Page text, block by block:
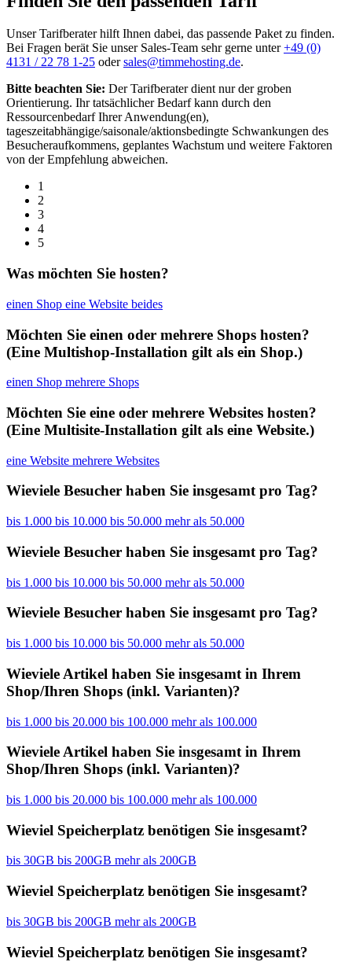
Unser Tarifberater hilft Ihnen dabei, das passende Paket zu finden.
Bei Fragen berät Sie unser Sales-Team sehr gerne unter+49 (0)
4131 / 22 78 1-25 odersales@timmehosting.de.
Bitte beachten Sie: Der Tarifberater dient nur der groben
Orientierung. Ihr tatsächlicher Bedarf kann durch den
Ressourcenbedarf Ihrer Anwendung(en),
tageszeitabhängige/saisonale/aktionsbedingte Schwankungen des
Besucheraufkommens, geplantes Wachstum und weitere Faktoren
von der Empfehlung abweichen.
1
2
3
4
5
Was möchten Sie hosten?
einen Shop eine Website beides
Möchten Sie einen oder mehrere Shops hosten?
(Eine Multishop-Installation gilt als ein Shop.)
einen Shop mehrere Shops
Möchten Sie eine oder mehrere Websites hosten?
(Eine Multisite-Installation gilt als eine Website.)
eine Website mehrere Websites
Wieviele Besucher haben Sie insgesamt pro Tag?
bis 1.000 bis 10.000 bis 50.000 mehr als 50.000
Wieviele Besucher haben Sie insgesamt pro Tag?
bis 1.000 bis 10.000 bis 50.000 mehr als 50.000
Wieviele Besucher haben Sie insgesamt pro Tag?
bis 1.000 bis 10.000 bis 50.000 mehr als 50.000
Wieviele Artikel haben Sie insgesamt in Ihrem
Shop/Ihren Shops (inkl. Varianten)?
bis 1.000 bis 20.000 bis 100.000 mehr als 100.000
Wieviele Artikel haben Sie insgesamt in Ihrem
Shop/Ihren Shops (inkl. Varianten)?
bis 1.000 bis 20.000 bis 100.000 mehr als 100.000
Wieviel Speicherplatz benötigen Sie insgesamt?
bis 30GB bis 200GB mehr als 200GB
Wieviel Speicherplatz benötigen Sie insgesamt?
bis 30GB bis 200GB mehr als 200GB
Wieviel Speicherplatz benötigen Sie insgesamt?